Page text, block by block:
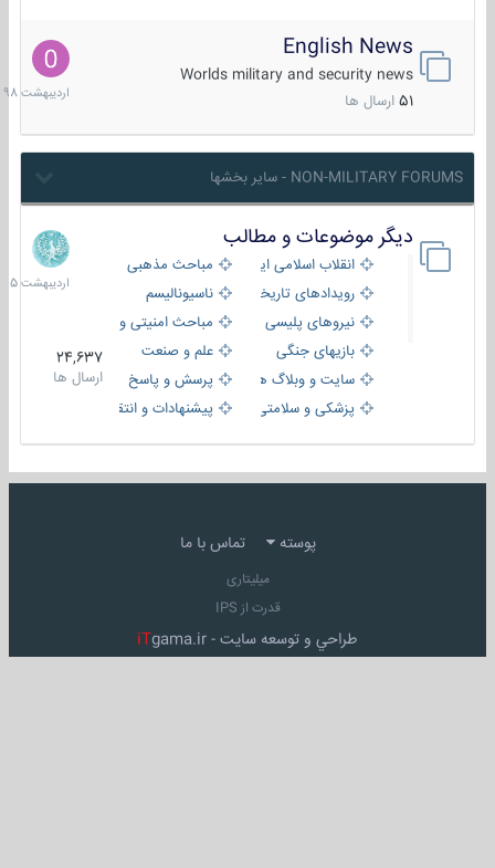
English News
Worlds military and security news
51 ارسال ها
10
1398
NON-MILITARY FORUMS - سایر بخشها
دیگر موضوعات و مطالب
انقلاب اسلامی ایران
مباحث مذهبی
رویدادهای تاریخی و مذهبیناسیونالیسم
نیروهای پلیسی
مباحث امنیتی و اطلاعاتی
بازیهای جنگی
علم و صنعت
سایت و وبلاگ ها
پرسش و پاسخ
پزشکی و سلامتی
پیشنهادات و انتقادات
24,637
ارسال ها
8
1405
پوسته تماس با ما
میلیتاری
قدرت از IPS
طراحي و توسعه سايت - iTgama.ir